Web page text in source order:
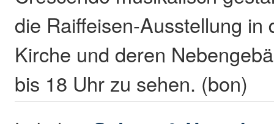
die Raiffeisen-Ausstellung in
Kirche und deren
bis 18 Uhr zu sehen. (bon)